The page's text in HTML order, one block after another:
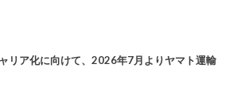
リア化に向けて、2026年7月よりヤマト運輸